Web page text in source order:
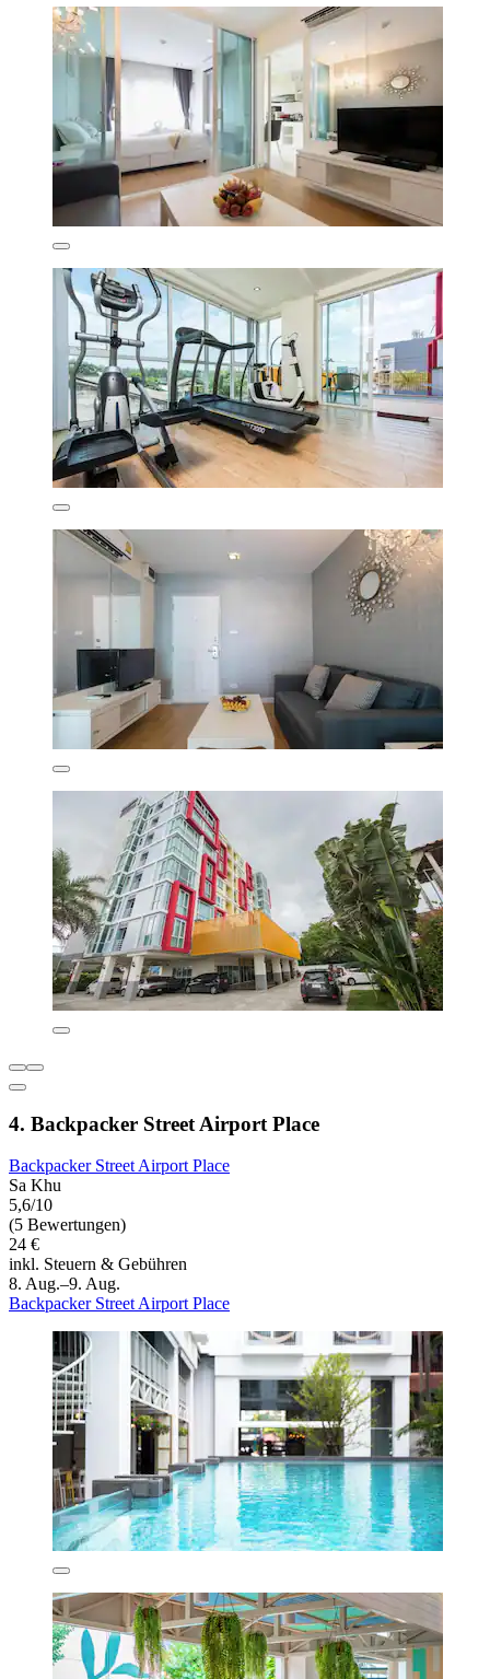
4. Backpacker Street Airport Place
Backpacker Street Airport Place
Sa Khu
5,6/10
(5 Bewertungen)
24 €
inkl. Steuern & Gebühren
8. Aug.–9. Aug.
Backpacker Street Airport Place